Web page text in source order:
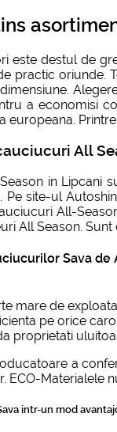
este destul de
practic oriunde.
a economisi
europeana.
All
in Lipcani
Pe site-ul
All-
All Season.
Sava de
mare de
pe orice
proprietati
a
ECO-Materialele
intr-un mod